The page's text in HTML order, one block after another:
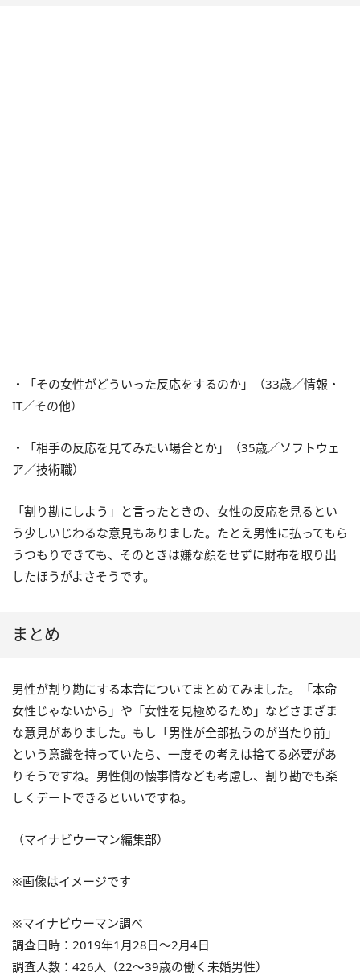
・「その女性がどういった反応をするのか」（33歳／情報・
IT／その他）
・「相手の反応を見てみたい場合とか」（35歳／ソフトウェ
ア／技術職）
「割り勘にしよう」と言ったときの、女性の反応を見るとい
う少しいじわるな意見もありました。たとえ男性に払ってもら
うつもりできても、そのときは嫌な顔をせずに財布を取り出
したほうがよさそうです。
まとめ
男性が割り勘にする本音についてまとめてみました。「本命
女性じゃないから」や「女性を見極めるため」などさまざま
な意見がありました。もし「男性が全部払うのが当たり前」
という意識を持っていたら、一度その考えは捨てる必要があ
りそうですね。男性側の懐事情なども考慮し、割り勘でも楽
しくデートできるといいですね。
（マイナビウーマン編集部）
※画像はイメージです
※マイナビウーマン調べ
調査日時：2019年1月28日～2月4日
調査人数：426人（22～39歳の働く未婚男性）